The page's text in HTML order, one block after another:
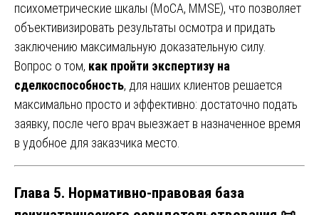
психометрические шкалы (MoCA, MMSE), что позволяет
объективизировать результаты осмотра и придать
заключению максимальную доказательную силу.
Вопрос о том, как пройти экспертизу на
сделкоспособность, для наших клиентов решается
максимально просто и эффективно: достаточно подать
заявку, после чего врач выезжает в назначенное время
в удобное для заказчика место.
Глава 5. Нормативно-правовая база